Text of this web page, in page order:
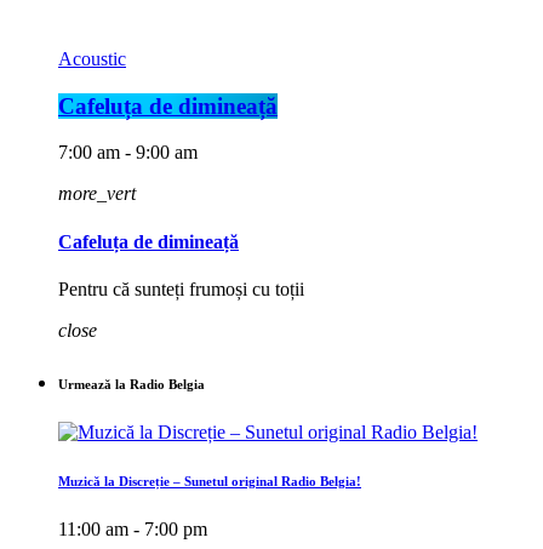
Acoustic
Cafeluța de dimineață
7:00 am - 9:00 am
more_vert
Cafeluța de dimineață
Pentru că sunteți frumoși cu toții
close
Urmează la Radio Belgia
Muzică la Discreție – Sunetul original Radio Belgia!
11:00 am - 7:00 pm